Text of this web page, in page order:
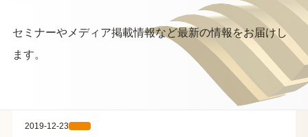
セミナーやメディア掲載情報など最新の情報をお届けし
ます。
2019-12-23